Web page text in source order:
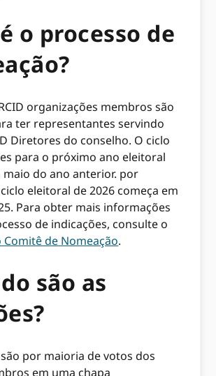
o processo de
organizações membros são
ter representantes servindo
Diretores do conselho. O ciclo
para o próximo ano eleitoral
maio do ano anterior. por
eleitoral de 2026 começa em
Para obter mais informações
de indicações, consulte o
de Nomeação.
são as
por maioria de votos dos
em uma chapa